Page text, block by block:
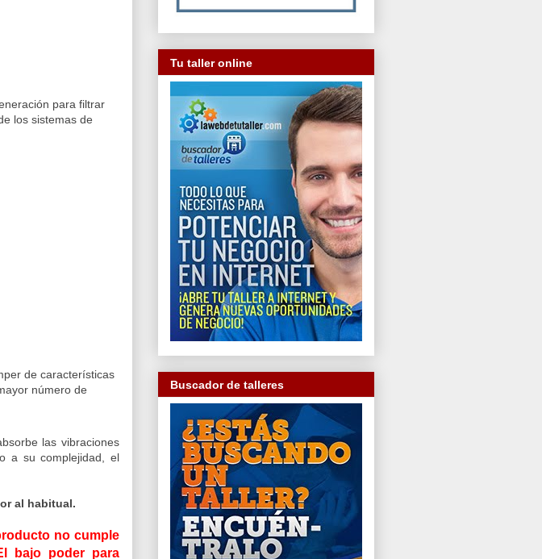
para filtrar
los sistemas de
de características
número de
las vibraciones
a su complejidad, el
al habitual.
no cumple
bajo poder para
Tu taller online
Buscador de talleres